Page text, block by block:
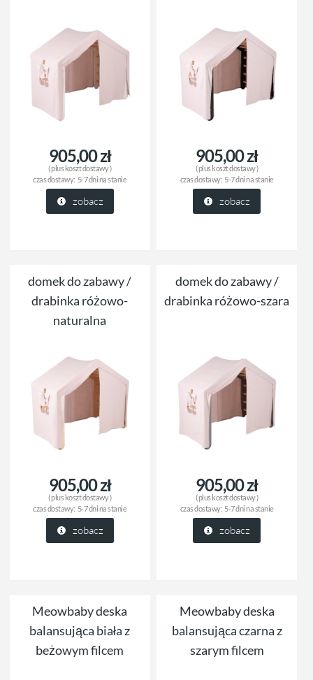
905,00 zł
( plus koszt dostawy)
czas dostawy: 5-7 dni na stanie
zobacz
905,00 zł
( plus koszt dostawy)
czas dostawy: 5-7 dni na stanie
zobacz
domek do zabawy /
drabinka różowo-
naturalna
905,00 zł
( pluskoszt dostawy)
czas dostawy: 5-7 dni na stanie
zobacz
domek do zabawy /
drabinka różowo-szara
905,00 zł
( pluskoszt dostawy)
czas dostawy: 5-7 dni na stanie
zobacz
Meowbaby deska
balansująca biała z
beżowym filcem
Meowbaby deska
balansująca czarna z
szarym filcem